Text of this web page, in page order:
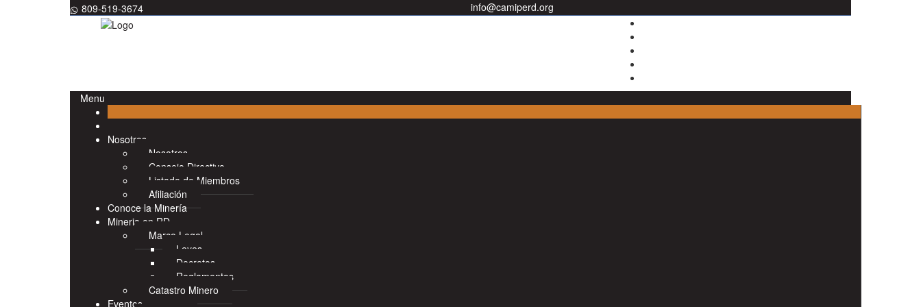
809-519-3674 info@camiperd.org
Menu
Nosotros
Nosotros
Consejo Directivo
Listado de Miembros
Afiliación
Conoce la Minería
Mineria en RD
Marco Legal
Leyes
Decretos
Reglamentos
Catastro Minero
Eventos